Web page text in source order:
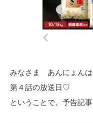
みなさま あんにょん
第４話の放送日♡
ということで、予告記